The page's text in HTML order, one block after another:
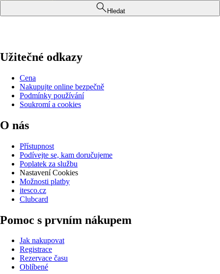
Hledat
Užitečné odkazy
Cena
Nakupujte online bezpečně
Podmínky používání
Soukromí a cookies
O nás
Přístupnost
Podívejte se, kam doručujeme
Poplatek za službu
Nastavení Cookies
Možnosti platby
itesco.cz
Clubcard
Pomoc s prvním nákupem
Jak nakupovat
Registrace
Rezervace času
Oblíbené